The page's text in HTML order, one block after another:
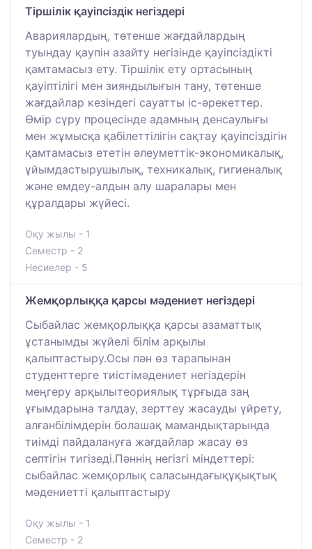
Тіршілік қауіпсіздік негіздері
Авариялардың, төтенше жағдайлардың
туындау қаупін азайту негізінде қауіпсіздікті
қамтамасыз ету. Тіршілік ету ортасының
қауіптілігі мен зияндылығын тану, төтенше
жағдайлар кезіндегі сауатты іс-әрекеттер.
Өмір сүру процесінде адамның денсаулығы
мен жұмысқа қабілеттілігін сақтау қауіпсіздігін
қамтамасыз ететін әлеуметтік-экономикалық,
ұйымдастырушылық, техникалық, гигиеналық
және емдеу-алдын алу шаралары мен
құралдары жүйесі.
Оқу жылы - 1
Семестр - 2
Несиелер - 5
Жемқорлыққа қарсы мәдениет негіздері
Сыбайлас жемқорлыққа қарсы азаматтық
ұстанымды жүйелі білім арқылы
қалыптастыру.Осы пән өз тарапынан
студенттерге тиістімәдениет негіздерін
меңгеру арқылытеориялық тұрғыда заң
ұғымдарына талдау, зерттеу жасауды үйрету,
алғанбілімдерін болашақ мамандықтарында
тиімді пайдалануға жағдайлар жасау өз
септігін тигізеді.Пәннің негізгі міндеттері:
сыбайлас жемқорлық саласындағықұқықтық
мәдениетті қалыптастыру
Оқу жылы - 1
Семестр - 2